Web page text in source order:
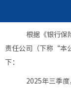
根据《银行保
责任公司（下称 “本
下：
2025年三季